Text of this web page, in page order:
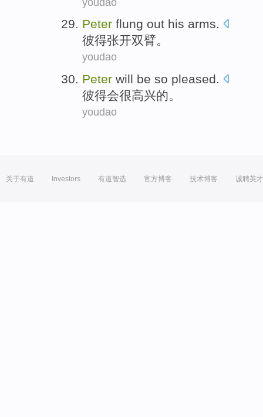
Peter flung out his arms.
彼得张开双臂。
youdao
Peter will be so pleased.
彼得会很高兴的。
youdao
关于有道 Investors 有道智选 官方博客 技术博客 诚聘英才